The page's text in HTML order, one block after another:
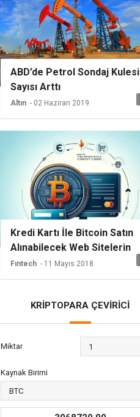
ABD’de Petrol Sondaj Kulesi
Sayısı Arttı
Altın - 02 Haziran 2019
Kredi Kartı İle Bitcoin Satın
Alınabilecek Web Sitelerin
Listesi
Fıntech - 11 Mayıs 2018
KRİPTOPARA ÇEVİRİCİ
Miktar
Kaynak Birimi